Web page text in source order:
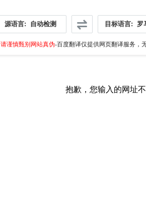
源语言: 自动检测 目标语言: 罗
请谨慎甄别网站真伪-百度翻译仅提供网页翻译服务，